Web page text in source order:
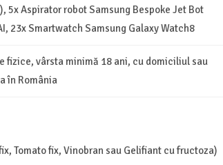
5x Aspirator robot Samsung Bespoke Jet Bot
23x Smartwatch Samsung Galaxy Watch8
fizice, vârsta minimă 18 ani, cu domiciliul sau
în România
Tomato fix, Vinobran sau Gelifiant cu fructoza)